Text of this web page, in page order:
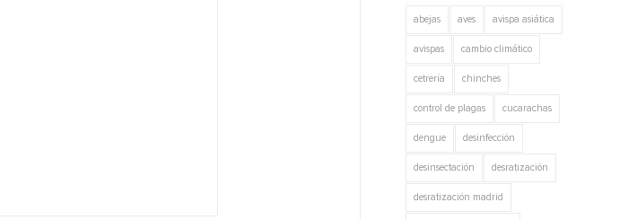
abejas aves avispa asiática
avispas cambio climático
cetrería chinches
control de plagas cucarachas
dengue desinfección
desinsectación desratización
desratización madrid